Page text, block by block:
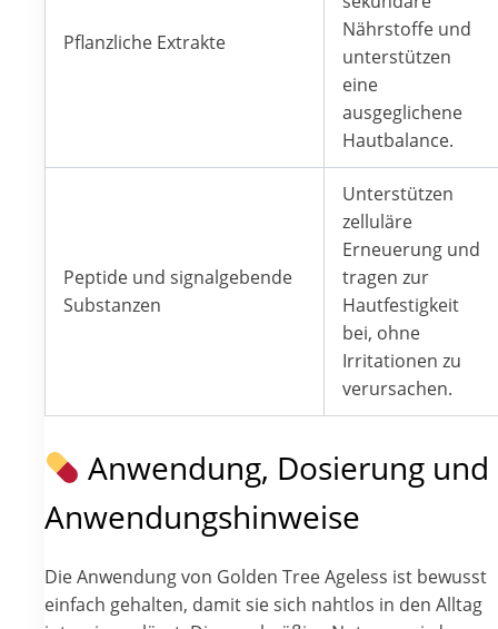
Pflanzliche Extrakte
Nährstoffe und
unterstützen
eine
ausgeglichene
Hautbalance.
Peptide und signalgebende
Substanzen
Unterstützen
zelluläre
Erneuerung und
tragen zur
Hautfestigkeit
bei, ohne
Irritationen zu
verursachen.
Anwendung, Dosierung und
Anwendungshinweise
Die Anwendung von Golden Tree Ageless ist bewusst
einfach gehalten, damit sie sich nahtlos in den Alltag